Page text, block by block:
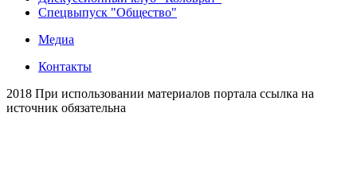
Спецвыпуск "Общество"
Медиа
Контакты
2018 При использовании материалов портала ссылка на
источник обязательна